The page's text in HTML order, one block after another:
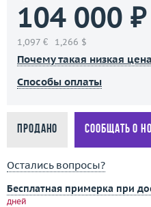
104 000 ₽
1,097 € 1,266 $
Почему такая низкая
Способы оплаты
Продано Сообщать о
Остались вопросы?
Бесплатная примерка при
дней